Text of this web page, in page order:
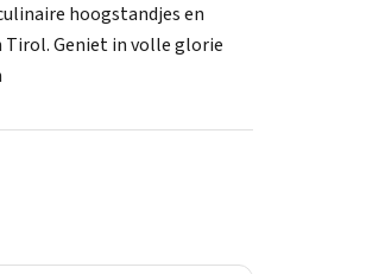
hoogstandjes en
Geniet in volle glorie